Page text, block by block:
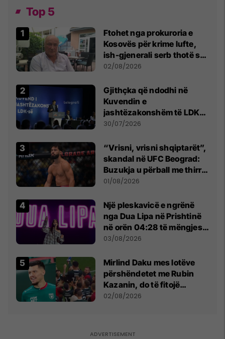
Top 5
Ftohet nga prokuroria e
Kosovës për krime lufte,
ish-gjenerali serb thotë se
dikush e tradhtoi në
02/08/2026
Gjithçka që ndodhi në
Kuvendin e
jashtëzakonshëm të LDK-
së
30/07/2026
“Vrisni, vrisni shqiptarët”,
skandal në UFC Beograd:
Buzukja u përball me thirrje
anti-shqiptare nga
01/08/2026
Një pleskavicë e ngrënë
nga Dua Lipa në Prishtinë
në orën 04:28 të mëngjesit
- dhe bota digjitale serbe
03/08/2026
Mirlind Daku mes lotëve
përshëndetet me Rubin
Kazanin, do të fitojë
miliona te Spartak Moska
02/08/2026